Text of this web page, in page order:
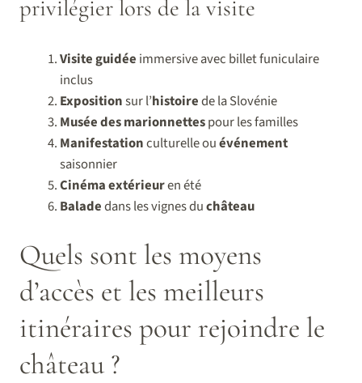
privilégier lors de la visite
Visite guidée immersive avec billet funiculaire
inclus
Expositionsur l’histoirede la Slovénie
Musée des marionnettespour les familles
Manifestationculturelle ouévénement
saisonnier
Cinéma extérieuren été
Baladedans les vignes duchâteau
Quels sont les moyens
d’accès et les meilleurs
itinéraires pour rejoindre le
château ?